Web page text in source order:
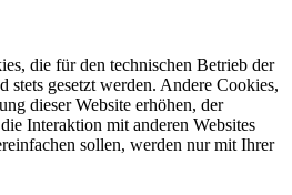
die für den technischen Betrieb der
stets gesetzt werden. Andere Cookies,
dieser Website erhöhen, der
Interaktion mit anderen Websites
sollen, werden nur mit Ihrer